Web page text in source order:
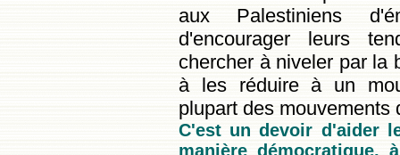
aux Palestiniens
d'encourager leurs
chercher à niveler par la
à les réduire à un
plupart des mouvements
C'est un devoir d'aider
manière démocratique,